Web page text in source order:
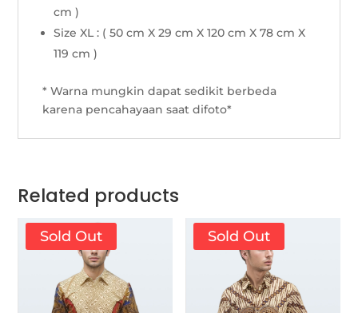
cm )
Size XL : ( 50 cm X 29 cm X 120 cm X 78 cm X
119 cm )
* Warna mungkin dapat sedikit berbeda
karena pencahayaan saat difoto*
Related products
Sold Out Sold Out